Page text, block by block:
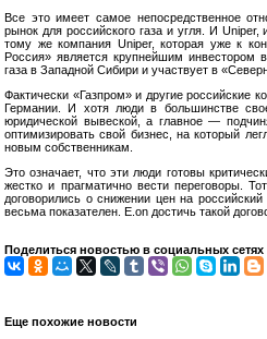
Все это имеет самое непосредственное
рынок для российского газа и угля. И
тому же компания Uniper, которая уже к
Россия» является крупнейшим инвестором
газа в Западной Сибири и участвует в
Фактически «Газпром» и другие
Германии. И хотя люди в большинстве
юридической вывеской, а главное —
оптимизировать свой бизнес, на который
новым собственникам.
Это означает, что эти люди готовы
жестко и прагматично вести переговоры.
договорились о снижении цен на
весьма показателен. E.on достичь такой
Поделиться новостью в социальных сетях
Еще похожие новости